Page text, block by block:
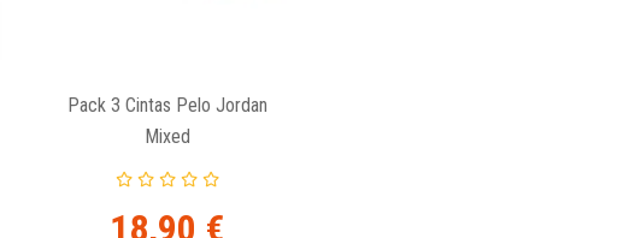
Pack 3 Cintas Pelo Jordan
Mixed
18,90 €